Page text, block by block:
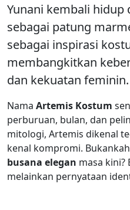
Yunani kembali hidup
sebagai patung
sebagai inspirasi
membangkitkan
dan kekuatan feminin.
Nama Artemis Kostum
perburuan, bulan, dan
mitologi, Artemis dikenal
kenal kompromi.
busana elegan masa kini?
melainkan pernyataan